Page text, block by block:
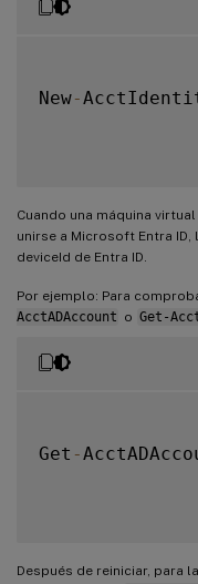
New-
Cuando una máquina
unirse a Microsoft Entra ID,
deviceId de Entra ID.
Por ejemplo: Para
AcctADAccount o Get-
Get -
Después de reiniciar, para